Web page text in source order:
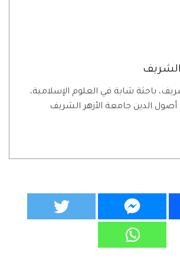
باحثة شابة في العلوم الإسلامية،
الدين جامعة الأزهر الشريف